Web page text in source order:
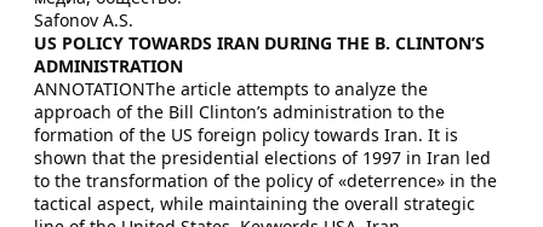
Safonov A.S.
US POLICY TOWARDS IRAN DURING THE B. CLINTON’S
ADMINISTRATION
ANNOTATIONThe article attempts to analyze the
approach of the Bill Clinton’s administration to the
formation of the US foreign policy towards Iran. It is
shown that the presidential elections of 1997 in Iran led
to the transformation of the policy of «deterrence» in the
tactical aspect, while maintaining the overall strategic